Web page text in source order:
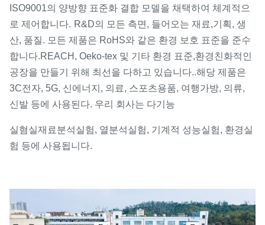
ISO9001의 양방향 표준화 결합 모델을 채택하여 체계적으
로 제어합니다. R&D의 모든 측면, 들어오는 재료,기획, 생
산, 품질. 모든 제품은 RoHS와 같은 환경 보호 표준을 준수
합니다.REACH, Oeko-tex 및 기타 환경 표준,환경친화적인
공장을 만들기 위해 최선을 다하고 있습니다..해당 제품은
3C전자, 5G, 신에너지, 의료, 스포츠용품, 여행가방, 의류,
신발 등에 사용된다. 우리 회사는 다기능
실혐실재료분석실험, 열분석실험, 기계적 성능실험, 환경실
험 등에 사용됩니다.